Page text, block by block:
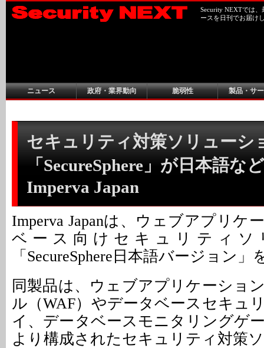
Security NEXTでは
ースを日刊でお届け
ニュース 政府・業界動向 脆弱性 製品・サ
セキュリティ対策ソリューシ
「SecureSphere」が日本語な
Imperva Japan
Imperva Japanは、ウェブアプリケ
ベース向けセキュリティソ
「SecureSphere日本語バージョン
同製品は、ウェブアプリケーショ
ル（WAF）やデータベースセキュ
イ、データベースモニタリングゲ
より構成されたセキュリティ対策